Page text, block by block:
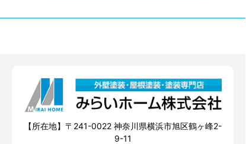
【所在地】〒241-0022 神奈川県横浜市旭区鶴ヶ峰2-
9-11